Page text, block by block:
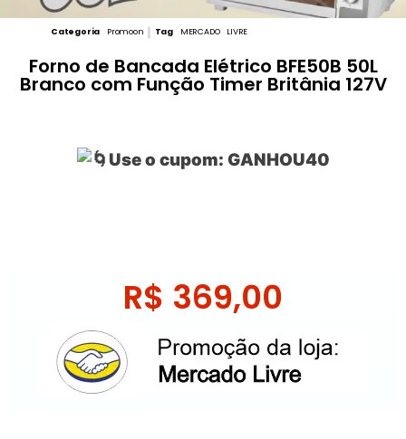
Categoria Promoon Tag MERCADO LIVRE
Forno de Bancada Elétrico BFE50B 50L
Branco com Função Timer Britânia 127V
Use o cupom: GANHOU40
R$ 369,00